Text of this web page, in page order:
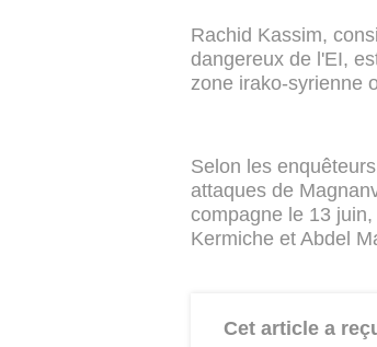
Rachid Kassim,
dangereux de l'EI,
zone irako-syrienne
Selon les
attaques de
compagne le 13
Kermiche et Abdel
Cet article a